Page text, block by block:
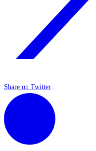
Share on Twitter